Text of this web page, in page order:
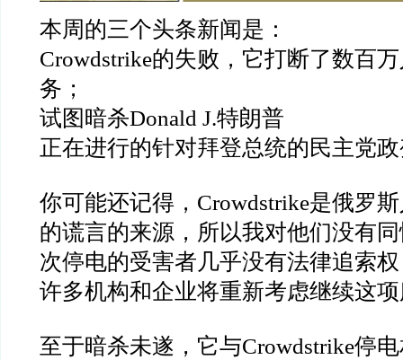
本周的三个头条新闻是：
Crowdstrike的失败，它打断了数百
务；
试图暗杀Donald J.特朗普
正在进行的针对拜登总统的民主党
你可能还记得，Crowdstrike是俄罗
的谎言的来源，所以我对他们没有
次停电的受害者几乎没有法律追索
许多机构和企业将重新考虑继续这
至于暗杀未遂，它与Crowdstrike停